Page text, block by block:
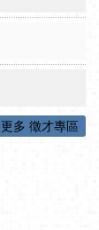
更多 徵才專區